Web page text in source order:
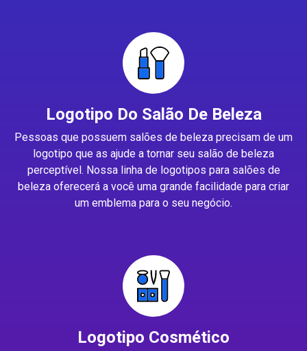
Logotipo Do Salão De Beleza
Pessoas que possuem salões de beleza precisam de um
logotipo que as ajude a tornar seu salão de beleza
perceptível. Nossa linha de logotipos para salões de
beleza oferecerá a você uma grande facilidade para criar
um emblema para o seu negócio.
Logotipo Cosmético